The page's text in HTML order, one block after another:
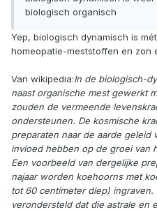
biologisch organisch
Yep, biologisch dynamisch is
homeopatie-meststoffen en zon
Van wikipedia:In de biologisch-
naast organische mest gewerkt
zouden de vermeende
ondersteunen. De kosmische
preparaten naar de aarde
invloed hebben op de groei van
Een voorbeeld van dergelijke
najaar worden koehoorns met
tot 60 centimeter diep)
verondersteld dat die astrale en